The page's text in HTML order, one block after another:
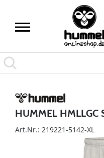
HUMMEL HMLLGC
Art.Nr.: 219221-5142-XL